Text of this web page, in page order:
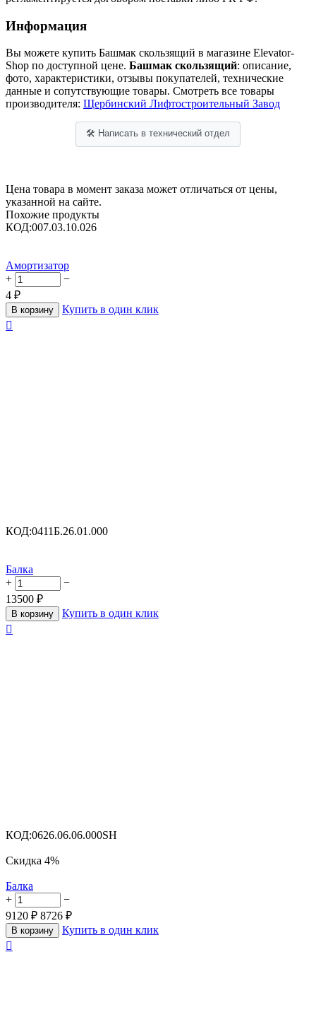
Информация
Вы можете купить Башмак скользящий в магазине Elevator-
Shop по доступной цене. Башмак скользящий: описание,
фото, характеристики, отзывы покупателей, технические
данные и сопутствующие товары. Смотреть все товары
производителя: Щербинский Лифтостроительный Завод
🛠 Написать в технический отдел
Цена товара в момент заказа может отличаться от цены,
указанной на сайте.
Похожие продукты
КОД:007.03.10.026
Амортизатор
+
−
4 ₽
В корзину
Купить в один клик

КОД:0411Б.26.01.000
Балка
+
−
13500 ₽
В корзину
Купить в один клик

КОД:0626.06.06.000SH
Скидка 4%
Балка
+
−
9120 ₽ 8726 ₽
В корзину
Купить в один клик
